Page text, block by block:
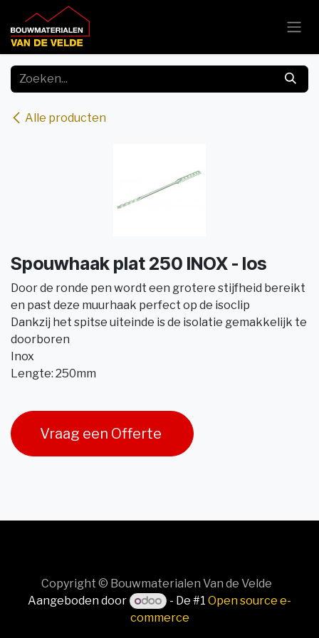
Overslaan naar inhoud
Alle producten
Spouwhaak plat 250 INOX - los
Door de ronde pen wordt een grotere stijfheid bereikt
en past deze muurhaak perfect op de isoclip
Dankzij het spitse uiteinde is de isolatie gemakkelijk te
doorboren
Inox
Lengte: 250mm
Vraag een Offerte
Copyright © Bouwmaterialen Van de Velde
Aangeboden door
- De #1Open source e-
commerce